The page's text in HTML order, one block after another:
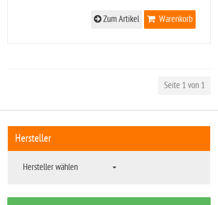
Warenkorb
Zum Artikel
Seite 1 von 1
Hersteller
Hersteller wählen